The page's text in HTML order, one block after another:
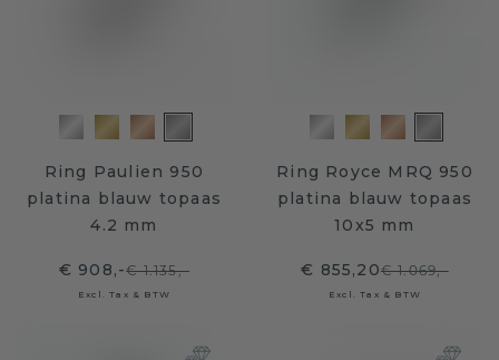
Ring Paulien 950
platina blauw topaas
4.2 mm
€ 908,-€ 1.135,-
Excl. Tax & BTW
Ring Royce MRQ 950
platina blauw topaas
10x5 mm
€ 855,20€ 1.069,-
Excl. Tax & BTW